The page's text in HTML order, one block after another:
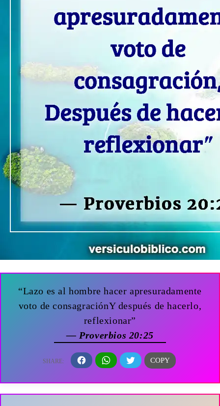
“Lazo es al hombre hacer apresuradamente
voto de consagraciónY después de hacerlo,
reflexionar”
— Proverbios 20:25